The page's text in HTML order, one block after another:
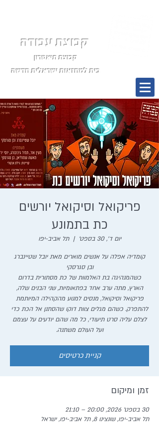
קבוצת עבודה
קבוצת תיאטרון
בית למחזאות ישראלית חדשה
תפריט
פריקואל וסיקואל יורשים
כת בתמונע
יום ד׳, 30 בספט׳
  |
תל אביב-יפו
קומדיה אפלה על אנשים מוארים מאת יובל שטיינברג
כשהמנהיגה בת האלמוות של כת מסתורית בדרום
הארץ, מתה ערב אחד בפתאומיות, שני הבנים שלה,
פריקואל וסיקואל, מנסים למנוע מהקהילה המיותמת
להתפרק. כשהם מגלים צוות דוקו שהסתנן אל הכת כדי
לצלם עליה סרט תיעודי, כל מה שהם יודעים על עצמם
ועל העולם משתנה.
קניית כרטיסים
זמן ומיקום
30 בספט׳ 2026, 20:00 – 21:10
תל אביב-יפו, שונצינו 8, תל אביב-יפו, ישראל